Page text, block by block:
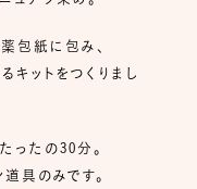
包紙に包み、
ットをつくりまし
ったの30分。
具のみです。